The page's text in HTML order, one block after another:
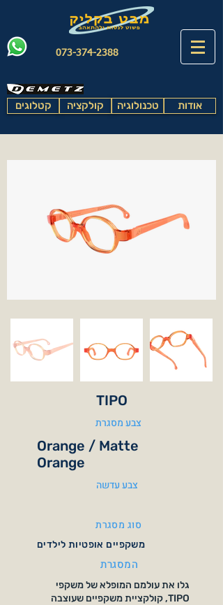
073-374-2388
קטלוגים קולקציה טכנולוגיה אודות
TIPO
צבע מסגרת
Orange / Matte
Orange
צבע עדשה
סוג מסגרת
משקפיים אופטיות לילדים
המסגרת
גלו את עולמם המופלא של משקפי
TIPO, קולקציית משקפיים שעוצבה